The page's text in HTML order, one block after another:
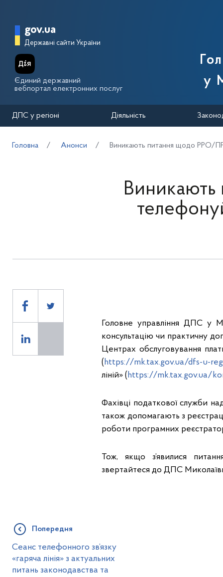
Головна сторінка Державної
gov.ua
Державні сайти України
Єдиний державний
вебпортал електронних послуг
у
ДПС у регіоні Діяльність
Головна Анонси Виникають питання щодо РРО/
Головне управління ДПС у
консультацію чи практичну
Центрах обслуговування
( https://mk.tax.gov.ua/dfs-u-
ліній» ( https://mk.tax.gov.ua/
Фахівці податкової служби
також допомагають з
роботи програмних
Тож, якщо з’явилися
звертайтеся до ДПС
Попередня
Cеанс телефонного зв’язку
«гаряча лінія» з актуальних
питань законодавства та